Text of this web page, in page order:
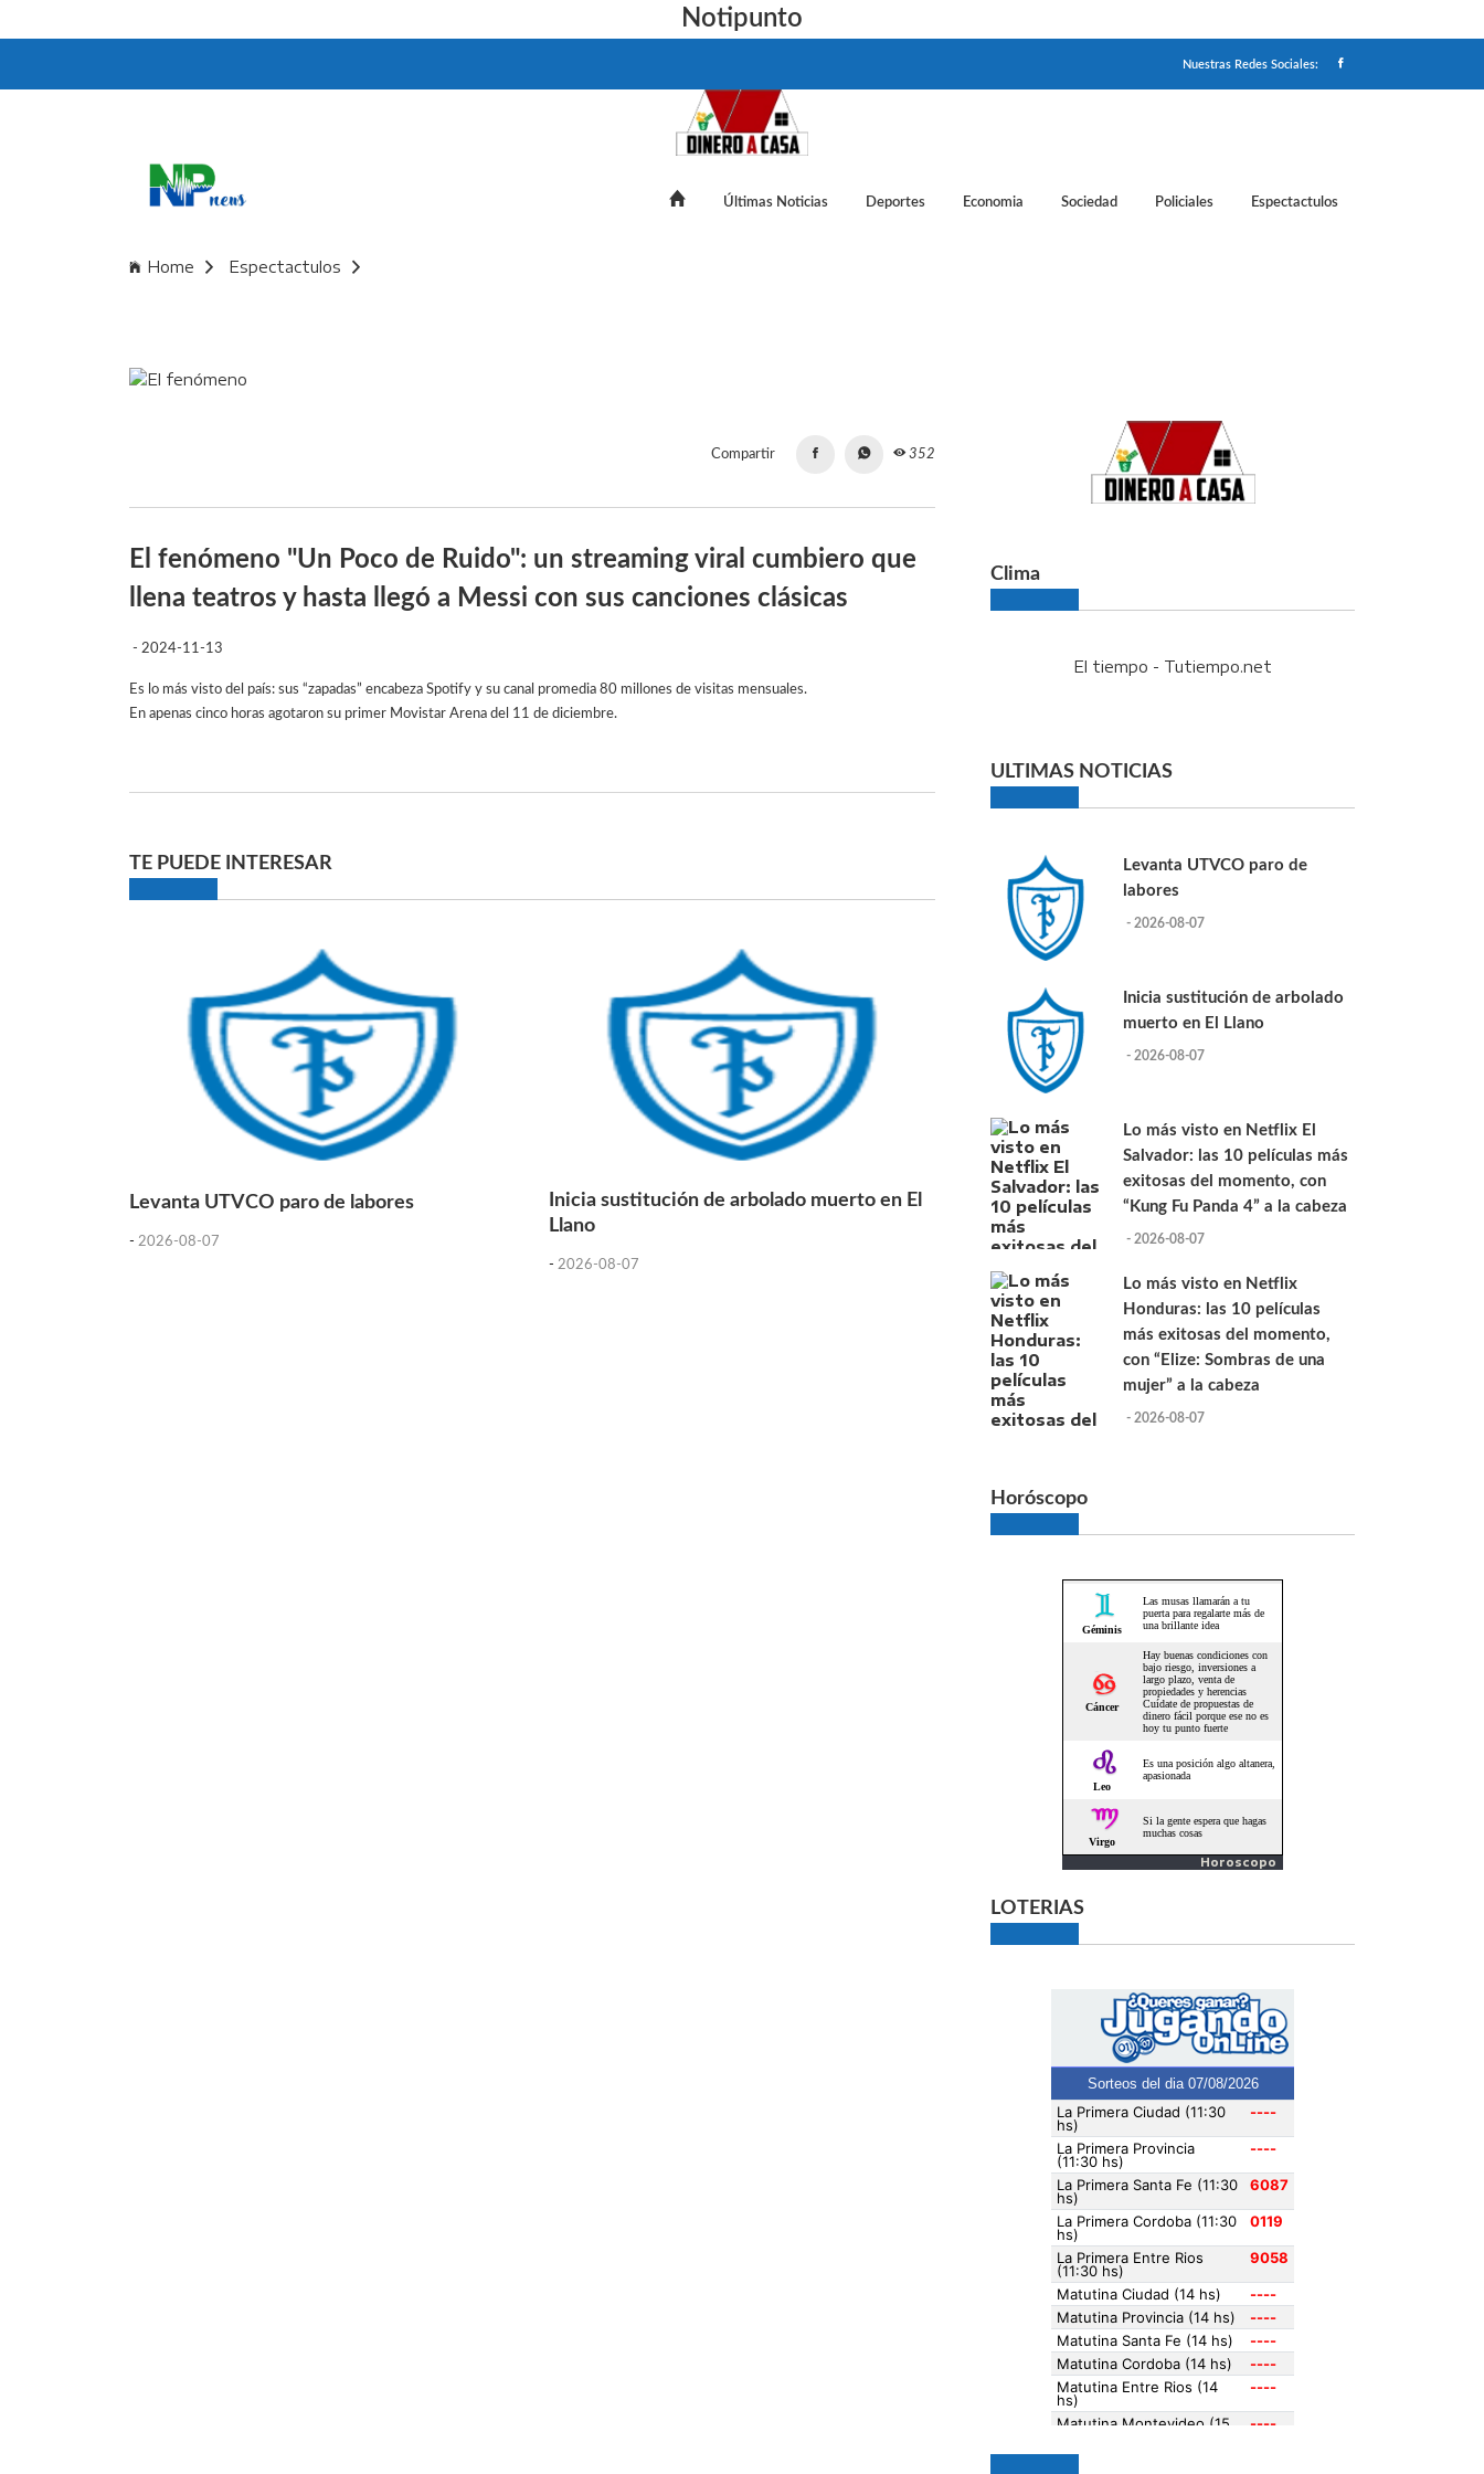
Notipunto
Nuestras Redes Sociales:
Últimas Noticias Deportes Economia Sociedad Policiales Espectactulos
Home
Espectactulos
Compartir 352
El fenómeno "Un Poco de Ruido": un streaming viral cumbiero que
llena teatros y hasta llegó a Messi con sus canciones clásicas
- 2024-11-13
Es lo más visto del país: sus “zapadas” encabeza Spotify y su canal promedia 80 millones de visitas mensuales.
En apenas cinco horas agotaron su primer Movistar Arena del 11 de diciembre.
TE PUEDE INTERESAR
Levanta UTVCO paro de labores
- 2026-08-07
Inicia sustitución de arbolado muerto en El
Llano
- 2026-08-07
Clima
El tiempo - Tutiempo.net
ULTIMAS NOTICIAS
Levanta UTVCO paro de
labores
- 2026-08-07
Inicia sustitución de arbolado
muerto en El Llano
- 2026-08-07
Lo más visto en Netflix El
Salvador: las 10 películas más
exitosas del momento, con
“Kung Fu Panda 4” a la cabeza
- 2026-08-07
Lo más visto en Netflix
Honduras: las 10 películas
más exitosas del momento,
con “Elize: Sombras de una
mujer” a la cabeza
- 2026-08-07
Horóscopo
Horoscopo
LOTERIAS